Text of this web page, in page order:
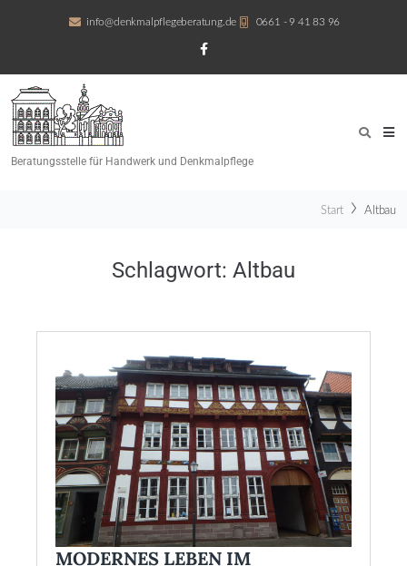
info@denkmalpflegeberatung.de 0661 - 9 41 83 96
Beratungsstelle für Handwerk und Denkmalpflege
Start Altbau
Schlagwort: Altbau
MODERNES LEBEN IM